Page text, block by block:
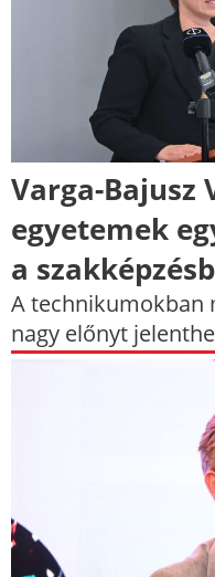
Varga-Bajusz
egyetemek
a
A technikumokban
nagy előnyt